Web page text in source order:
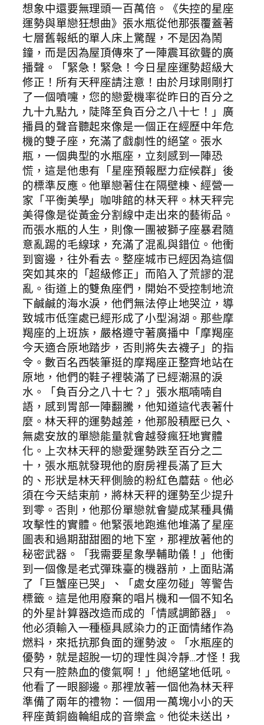
想象中還要無理頭一百萬倍。《失控的星座
運勢與單戀狂想曲》張水瓶從他那張覆蓋著
七層舊報紙的單人床上驚醒，不是因為鬧
鐘，而是因為屋頂傳來了一陣震耳欲聾的廣
播聲。「緊急！緊急！今日星座運勢超級大
修正！所有天秤座請注意！由於月球剛剛打
了一個噴嚏，您的戀愛機率從昨日的百分之
九十九點九，陡降至負百分之八十七！」廣
播員的聲音聽起來像是一個正在經歷中年危
機的雙子座，充滿了戲劇性的絕望。張水
瓶，一個典型的水瓶座，立刻感到一陣恐
慌，這是他患有「星座預報壓力症候群」後
的標準反應。他單戀著住在隔壁棟、經營一
家「平衡美學」咖啡館的林天秤。林天秤完
美得像是從黃金分割線中走出來的藝術品。
而張水瓶的人生，則像一團被獅子座暴君隨
意亂踢的毛線球，充滿了混亂與錯位。他衝
到窗邊，往外看去。整座城市已經因為這個
突如其來的「超級修正」而陷入了荒謬的混
亂。街道上的雙魚座們，開始不受控制地流
下鹹鹹的海水淚，他們無法停止地哭泣，導
致城市低窪處已經形成了小型潟湖。那些摩
羯座的上班族，嚴格遵守著廣播中「摩羯座
今天適合原地踏步，否則將失去襪子」的指
令。數百名西裝筆挺的摩羯座正整齊地站在
原地，他們的鞋子裡裝滿了已經潮濕的淚
水。「負百分之八十七？」張水瓶喃喃自
語，感到胃部一陣翻騰，他知道這代表著什
麼。林天秤的運勢越差，他那股積壓已久、
無處安放的單戀能量就會越發瘋狂地實體
化。上次林天秤的戀愛運勢跌至百分之二
十，張水瓶就發現他的廚房裡長滿了巨大
的、形狀是林天秤側臉的粉紅色蘑菇。他必
須在今天結束前，將林天秤的運勢至少提升
到零。否則，他那份單戀就會變成某種具備
攻擊性的實體。他緊張地跑進他堆滿了星座
圖表和過期甜甜圈的地下室，那裡放著他的
秘密武器。「我需要星象學輔助儀！」他衝
到一個像是老式彈珠臺的機器前，上面貼滿
了「巨蟹座已哭」、「處女座勿碰」等警告
標籤。這是他用廢棄的唱片機和一個不知名
的外星計算器改造而成的「情感調節器」。
他必須輸入一種極具感染力的正面情緒作為
燃料，來抵抗那負面的運勢波。「水瓶座的
優勢，就是超脫一切的理性與冷靜…才怪！我
只有一腔熱血的傻氣啊！」他絕望地低吼。
他看了一眼腳邊。那裡放著一個他為林天秤
準備了兩年的禮物：一個用一萬塊小小的天
秤座黃銅齒輪組成的音樂盒。他從未送出，